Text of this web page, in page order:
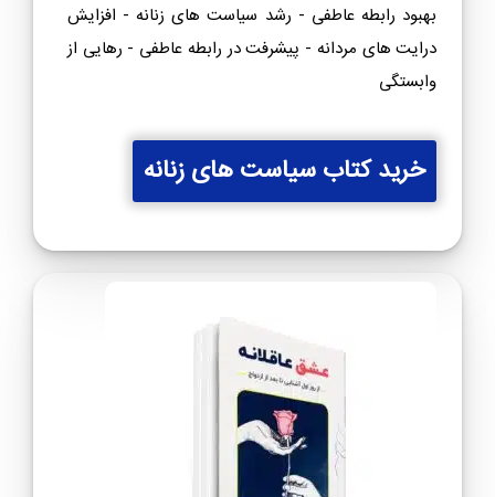
بهبود رابطه عاطفی - رشد سیاست های زنانه - افزایش
درایت های مردانه - پیشرفت در رابطه عاطفی - رهایی از
وابستگی
خرید کتاب سیاست های زنانه